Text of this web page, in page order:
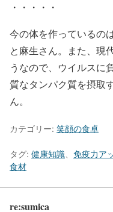
・・・・・
今の体を作っているの
と麻生さん。また、現
うなので、ウイルスに
質なタンパク質を摂取
ん。
カテゴリー: 笑顔の食卓
タグ: 健康知識 免疫力ア
食材
re:sumica